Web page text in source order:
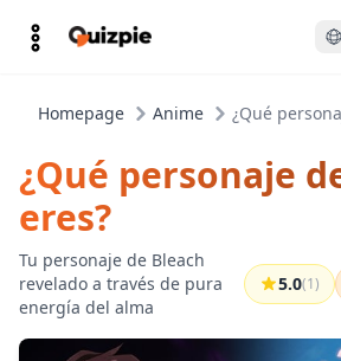
Homepage Anime ¿Qué
¿Qué personaje
eres?
Tu personaje de Bleach
revelado a través de pura
energía del alma
5.0(1)